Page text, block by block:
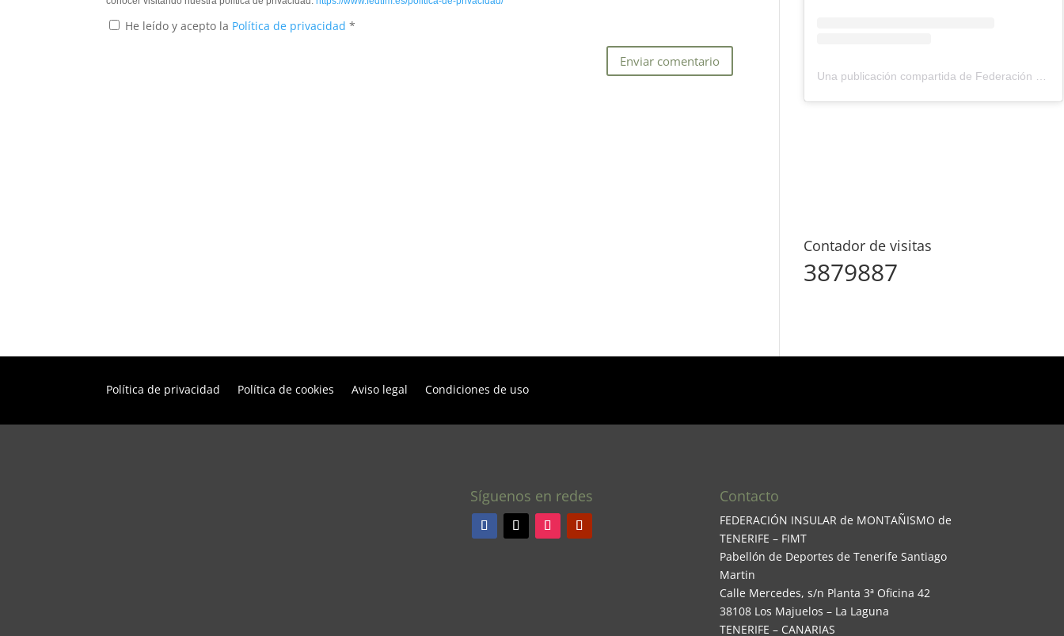
He leído y acepto la Política de privacidad*
Contador de visitas
3879887
Política de privacidad Política de cookies Aviso legal Condiciones de uso
Síguenos en redes Contacto
FEDERACIÓN INSULAR de MONTAÑISMO de
TENERIFE – FIMT
Pabellón de Deportes de Tenerife Santiago
Martin
Calle Mercedes, s/n Planta 3ª Oficina 42
38108 Los Majuelos – La Laguna
TENERIFE – CANARIAS